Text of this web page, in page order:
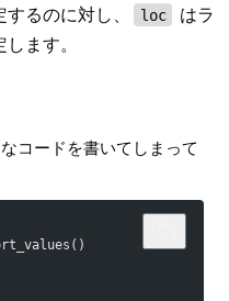
るのに対し、
loc
はラ
ます。
コードを書いてしまって